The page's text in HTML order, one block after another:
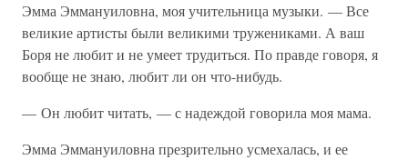
Эмма Эммануиловна, моя учительница музыки. — Все
великие артисты были великими тружениками. А ваш
Боря не любит и не умеет трудиться. По правде говоря, я
вообще не знаю, любит ли он что-нибудь.
— Он любит читать, — с надеждой говорила моя мама.
Эмма Эммануиловна презрительно усмехалась, и ее